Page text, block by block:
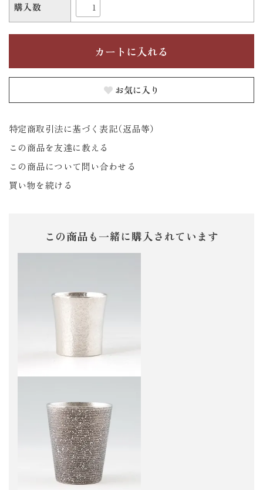
購入数
お気に入り
特定商取引法に基づく表記（返品等）
この商品を友達に教える
この商品について問い合わせる
買い物を続ける
この商品も一緒に購入されています